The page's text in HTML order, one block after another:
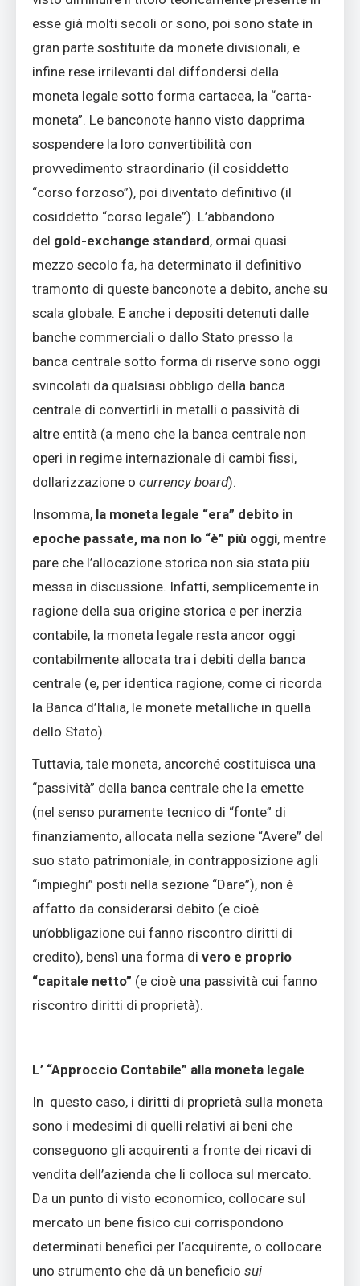
esse già molti secoli or sono, poi sono state in
gran parte sostituite da monete divisionali, e
infine rese irrilevanti dal diffondersi della
moneta legale sotto forma cartacea, la “carta-
moneta”. Le banconote hanno visto dapprima
sospendere la loro convertibilità con
provvedimento straordinario (il cosiddetto
“corso forzoso”), poi diventato definitivo (il
cosiddetto “corso legale”). L’abbandono
del gold-exchange standard, ormai quasi
mezzo secolo fa, ha determinato il definitivo
tramonto di queste banconote a debito, anche su
scala globale. E anche i depositi detenuti dalle
banche commerciali o dallo Stato presso la
banca centrale sotto forma di riserve sono oggi
svincolati da qualsiasi obbligo della banca
centrale di convertirli in metalli o passività di
altre entità (a meno che la banca centrale non
operi in regime internazionale di cambi fissi,
dollarizzazione o currency board).
Insomma, la moneta legale “era” debito in
epoche passate, ma non lo “è” più oggi, mentre
pare che l’allocazione storica non sia stata più
messa in discussione. Infatti, semplicemente in
ragione della sua origine storica e per inerzia
contabile, la moneta legale resta ancor oggi
contabilmente allocata tra i debiti della banca
centrale (e, per identica ragione, come ci ricorda
la Banca d’Italia, le monete metalliche in quella
dello Stato).
Tuttavia, tale moneta, ancorché costituisca una
“passività” della banca centrale che la emette
(nel senso puramente tecnico di “fonte” di
finanziamento, allocata nella sezione “Avere” del
suo stato patrimoniale, in contrapposizione agli
“impieghi” posti nella sezione “Dare”), non è
affatto da considerarsi debito (e cioè
un’obbligazione cui fanno riscontro diritti di
credito), bensì una forma di vero e proprio
“capitale netto” (e cioè una passività cui fanno
riscontro diritti di proprietà).
L’ “Approccio Contabile” alla moneta legale
In questo caso, i diritti di proprietà sulla moneta
sono i medesimi di quelli relativi ai beni che
conseguono gli acquirenti a fronte dei ricavi di
vendita dell’azienda che li colloca sul mercato.
Da un punto di visto economico, collocare sul
mercato un bene fisico cui corrispondono
determinati benefici per l’acquirente, o collocare
uno strumento che dà un beneficio sui